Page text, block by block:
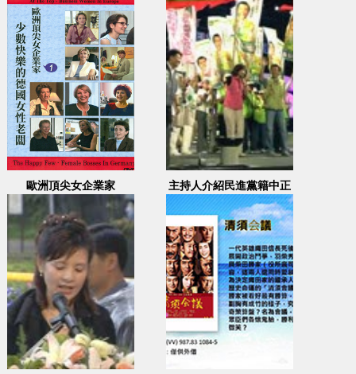
歐洲頂尖女企業家
主持人介紹民進黨籍中正
萬華區市議員候選人